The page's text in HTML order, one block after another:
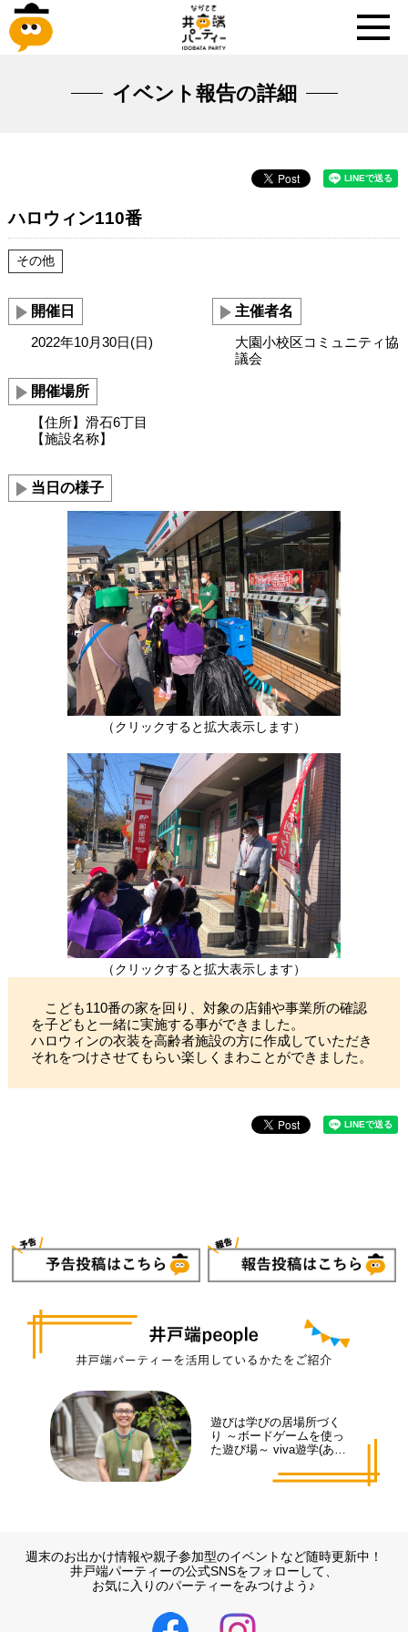
イベント報告の詳細
ハロウィン110番
その他
開催日
2022年10月30日(日)
開催場所
【住所】滑石6丁目
【施設名称】
主催者名
大園小校区コミュニティ協
議会
当日の様子
（クリックすると拡大表示します）
（クリックすると拡大表示します）
こども110番の家を回り、対象の店鋪や事業所の確認
を子どもと一緒に実施する事ができました。
ハロウィンの衣装を高齢者施設の方に作成していただき
それをつけさせてもらい楽しくまわことができました。
遊びは学びの居場所づく
り ～ボードゲームを使っ
た遊び場～ viva遊学(あそ
週末のお出かけ情報や親子参加型のイベントなど随時更新中！
井戸端パーティーの公式SNSをフォローして、
お気に入りのパーティーをみつけよう♪